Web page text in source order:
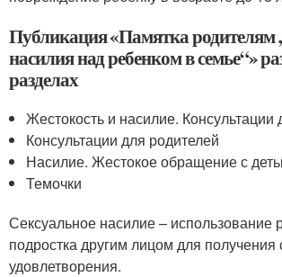
Публикация «Памятка родителям
насилия над ребенком в семье“»
разделах
Жестокость и насилие. Консультации
Консультации для родителей
Насилие. Жестокое обращение с
Темочки
Сексуальное насилие – использование
подростка другим лицом для получения
удовлетворения.